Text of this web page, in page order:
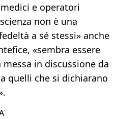
medici e operatori
non è una
a sé stessi» anche
«sembra essere
in discussione da
quelli che si dichiarano